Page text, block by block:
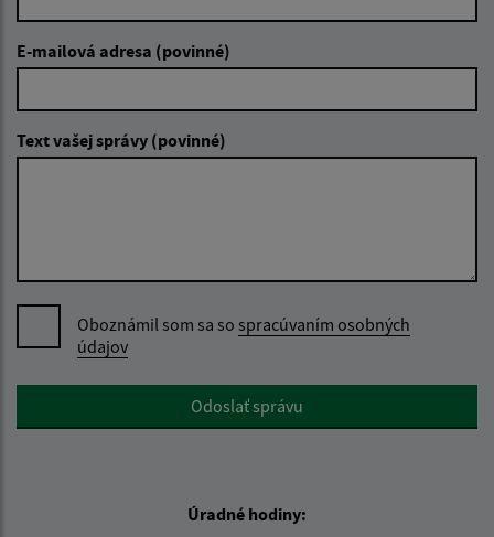
E-mailová adresa (povinné)
Text vašej správy (povinné)
Oboznámil som sa so spracúvaním osobných
údajov
Google reCaptcha ResponseOdoslať správu
Úradné hodiny: